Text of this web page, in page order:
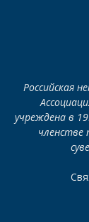
Российская
учреждена в
членстве